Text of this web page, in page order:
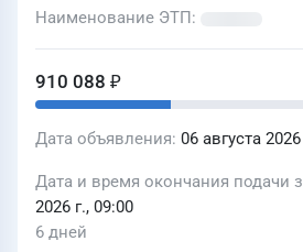
Наименование ЭТП
910 088 ₽
Дата объявления 06 августа
Дата и время окончания подачи
2026 г., 09:00
6 дней